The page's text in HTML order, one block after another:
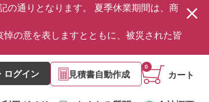
の通りとなります。 夏季休業期間は、商
の意を表しますとともに、被災された皆
ログイン 見積書自動作成 カート
0